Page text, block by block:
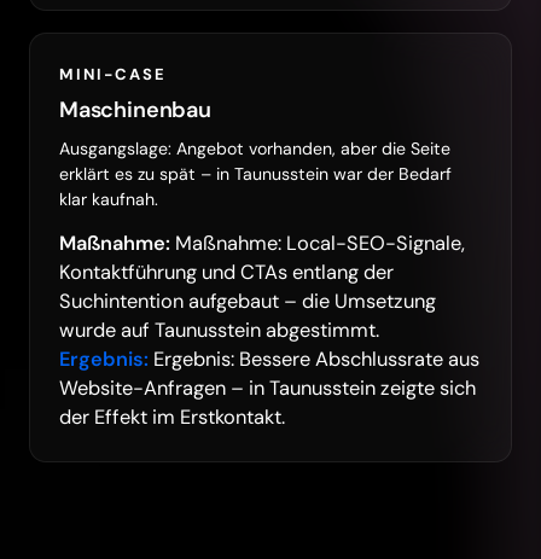
MINI-CASE
Maschinenbau
Ausgangslage: Angebot vorhanden, aber die Seite
erklärt es zu spät – in Taunusstein war der Bedarf
klar kaufnah.
Maßnahme: Maßnahme: Local-SEO-Signale,
Kontaktführung und CTAs entlang der
Suchintention aufgebaut – die Umsetzung
wurde auf Taunusstein abgestimmt.
Ergebnis: Ergebnis: Bessere Abschlussrate aus
Website-Anfragen – in Taunusstein zeigte sich
der Effekt im Erstkontakt.